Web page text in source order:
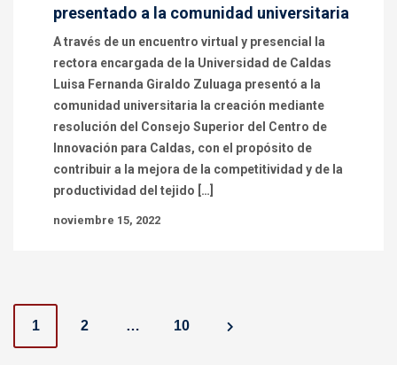
presentado a la comunidad universitaria
A través de un encuentro virtual y presencial la
rectora encargada de la Universidad de Caldas
Luisa Fernanda Giraldo Zuluaga presentó a la
comunidad universitaria la creación mediante
resolución del Consejo Superior del Centro de
Innovación para Caldas, con el propósito de
contribuir a la mejora de la competitividad y de la
productividad del tejido […]
noviembre 15, 2022
P
1 2 … 10